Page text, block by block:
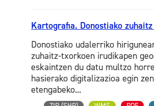
Kartografia. Donostiako
Donostiako udalerriko
zuhaitz-txorkoen irudikapen
eskaintzen du datu multzo
hasierako digitalizazioa egin
etengabeko...